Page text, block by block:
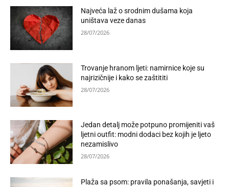
Najveća laž o srodnim dušama koja
uništava veze danas
28/07/2026
Trovanje hranom ljeti: namirnice koje su
najrizičnije i kako se zaštititi
28/07/2026
Jedan detalj može potpuno promijeniti vaš
ljetni outfit: modni dodaci bez kojih je ljeto
nezamislivo
28/07/2026
Plaža sa psom: pravila ponašanja, savjeti i